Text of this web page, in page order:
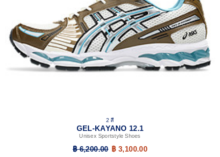
2 สี
GEL-KAYANO 12.1
Unisex Sportstyle Shoes
฿ 6,200.00 ฿ 3,100.00